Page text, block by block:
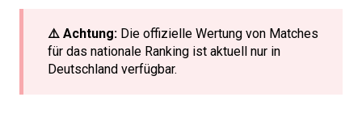
⚠️ Achtung: Die offizielle Wertung von Matches
für das nationale Ranking ist aktuell nur in
Deutschland verfügbar.